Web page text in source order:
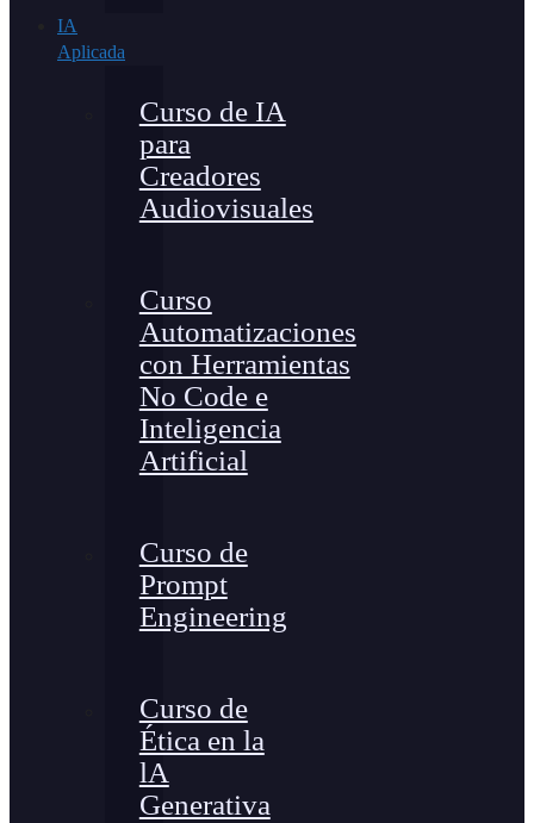
IA
Aplicada
Curso de IA
para
Creadores
Audiovisuales
Curso
Automatizaciones
con Herramientas
No Code e
Inteligencia
Artificial
Curso de
Prompt
Engineering
Curso de
Ética en la
lA
Generativa